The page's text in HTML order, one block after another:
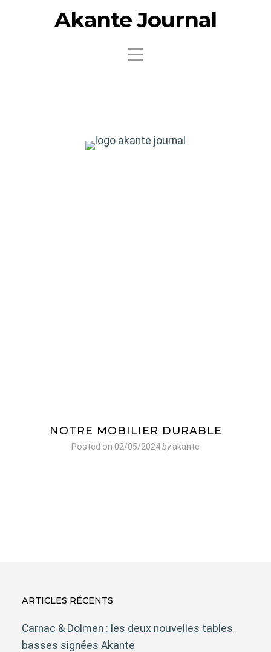
Akante Journal
NOTRE MOBILIER DURABLE
Posted on 02/05/2024byakante
ARTICLES RÉCENTS
Carnac & Dolmen : les deux nouvelles tables
basses signées Akante